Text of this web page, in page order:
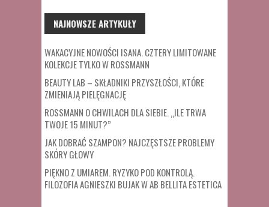
NAJNOWSZE ARTYKUŁY
WAKACYJNE NOWOŚCI ISANA. CZTERY LIMITOWANE
KOLEKCJE TYLKO W ROSSMANN
BEAUTY LAB – SKŁADNIKI PRZYSZŁOŚCI, KTÓRE
ZMIENIAJĄ PIELĘGNACJĘ
ROSSMANN O CHWILACH DLA SIEBIE. „ILE TRWA
TWOJE 15 MINUT?”
JAK DOBRAĆ SZAMPON? NAJCZĘSTSZE PROBLEMY
SKÓRY GŁOWY
PIĘKNO Z UMIAREM. RYZYKO POD KONTROLĄ.
FILOZOFIA AGNIESZKI BUJAK W AB BELLITA ESTETICA